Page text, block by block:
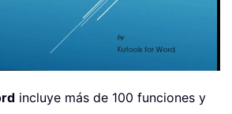
incluye más de 100 funciones y